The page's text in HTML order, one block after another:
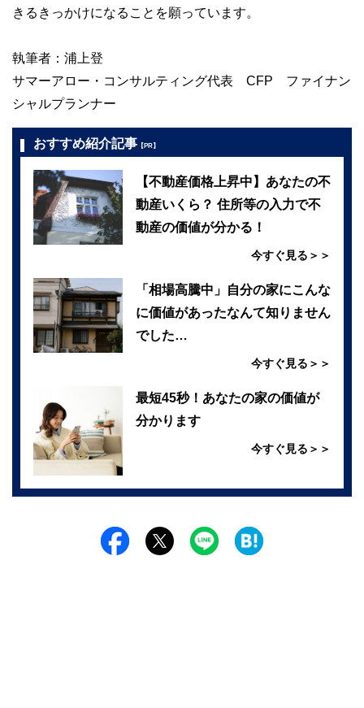
きるきっかけになることを願っています。
執筆者：浦上登
サマーアロー・コンサルティング代表 CFP ファイナン
シャルプランナー
おすすめ紹介記事 【PR】
【不動産価格上昇中】あなたの不
動産いくら？ 住所等の入力で不
動産の価値が分かる！
今すぐ見る＞＞
「相場高騰中」自分の家にこんな
に価値があったなんて知りません
でした…
今すぐ見る＞＞
最短45秒！あなたの家の価値が
分かります
今すぐ見る＞＞